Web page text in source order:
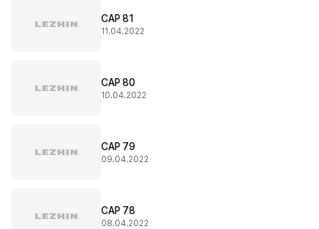
CAP 81
11.04.2022
CAP 80
10.04.2022
CAP 79
09.04.2022
CAP 78
08.04.2022